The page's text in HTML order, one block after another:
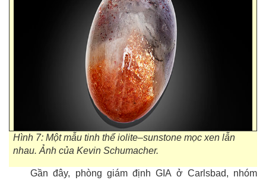
Hình 7: Một mẫu tinh thể iolite–sunstone mọc xen lẫn
nhau. Ảnh của Kevin Schumacher.
Gần đây, phòng giám định GIA ở Carlsbad, nhóm